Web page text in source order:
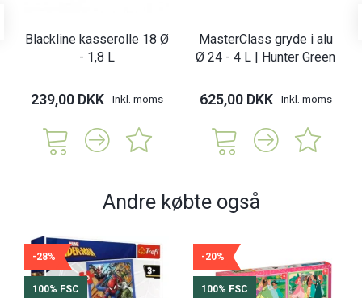
Blackline kasserolle 18 Ø
- 1,8 L
239,00 DKK Inkl. moms
MasterClass gryde i alu
Ø 24 - 4 L | Hunter Green
625,00 DKK Inkl. moms
Andre købte også
-28%
100% FSC
-20%
100% FSC